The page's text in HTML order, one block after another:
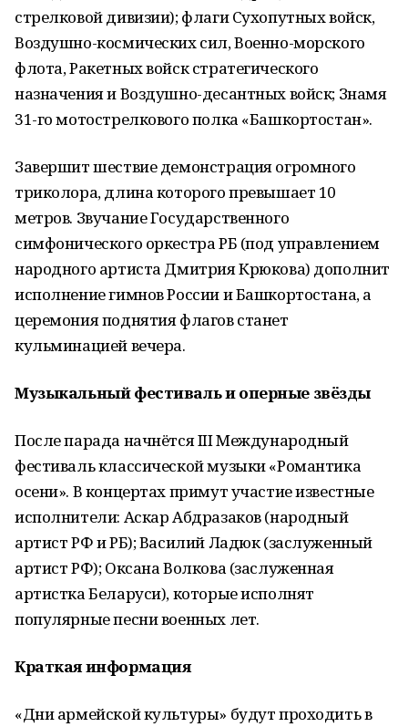
стрелковой дивизии); флаги Сухопутных войск,
Воздушно-космических сил, Военно-морского
флота, Ракетных войск стратегического
назначения и Воздушно-десантных войск; Знамя
31-го мотострелкового полка «Башкортостан».
Завершит шествие демонстрация огромного
триколора, длина которого превышает 10
метров. Звучание Государственного
симфонического оркестра РБ (под управлением
народного артиста Дмитрия Крюкова) дополнит
исполнение гимнов России и Башкортостана, а
церемония поднятия флагов станет
кульминацией вечера.
Музыкальный фестиваль и оперные звёзды
После парада начнётся III Международный
фестиваль классической музыки «Романтика
осени». В концертах примут участие известные
исполнители: Аскар Абдразаков (народный
артист РФ и РБ); Василий Ладюк (заслуженный
артист РФ); Оксана Волкова (заслуженная
артистка Беларуси), которые исполнят
популярные песни военных лет.
Краткая информация
«Дни армейской культуры» будут проходить в